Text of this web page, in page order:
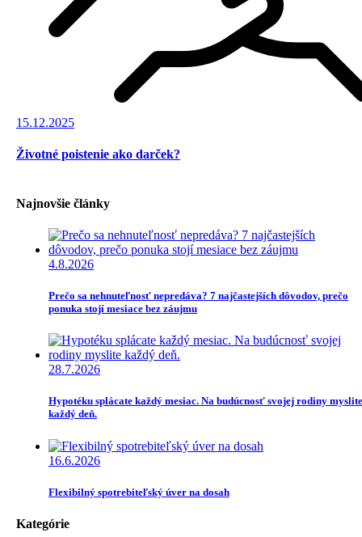
15.12.2025
Životné poistenie ako darček?
Najnovšie články
4.8.2026
Prečo sa nehnuteľnosť nepredáva? 7 najčastejších dôvodov, prečo
ponuka stojí mesiace bez záujmu
28.7.2026
Hypotéku splácate každý mesiac. Na budúcnosť svojej rodiny myslite
každý deň.
16.6.2026
Flexibilný spotrebiteľský úver na dosah
Kategórie